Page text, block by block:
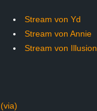
Stream von Yd
Stream von Annie
Stream von Illusion
(via)